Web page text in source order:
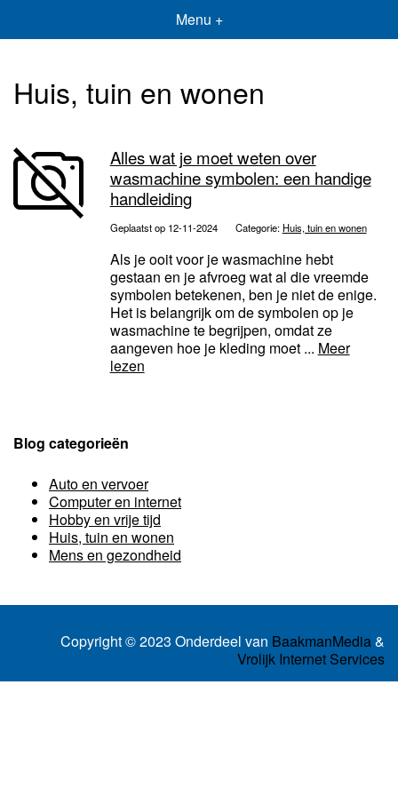
Menu +
Huis, tuin en wonen
Alles wat je moet weten over
wasmachine symbolen: een handige
handleiding
Geplaatst op 12-11-2024 Categorie: Huis, tuin en wonen
Als je ooit voor je wasmachine hebt
gestaan en je afvroeg wat al die vreemde
symbolen betekenen, ben je niet de enige.
Het is belangrijk om de symbolen op je
wasmachine te begrijpen, omdat ze
aangeven hoe je kleding moet ... Meer
lezen
Blog categorieën
Auto en vervoer
Computer en internet
Hobby en vrije tijd
Huis, tuin en wonen
Mens en gezondheid
Copyright © 2023 Onderdeel van BaakmanMedia&
Vrolijk Internet Services